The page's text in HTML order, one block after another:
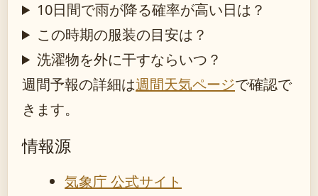
10日間で雨が降る確率が高い日は？
この時期の服装の目安は？
洗濯物を外に干すならいつ？
週間予報の詳細は週間天気ページで確認で
きます。
情報源
気象庁 公式サイト